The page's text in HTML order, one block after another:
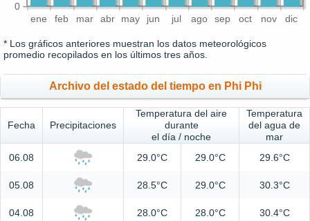
ene feb mar abr may jun jul ago sep oct nov dic
0
* Los gráficos anteriores muestran los datos meteorológicos
promedio recopilados en los últimos tres años.
Archivo del estado del tiempo en Phi Phi
Fecha Precipitaciones
Temperatura del aire
durante
el día / noche
Temperatura
del agua de
mar
06.08
29.0°C 29.0°C 29.6°C
05.08 28.5°C 29.0°C 30.3°C
04.08 28.0°C 28.0°C 30.4°C